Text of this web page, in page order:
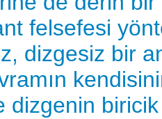
felsefesi
dizgesiz bir
dizgenin